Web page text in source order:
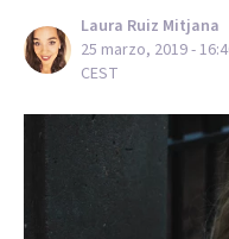
Laura Ruiz Mitjana
25 marzo, 2019 -
CEST